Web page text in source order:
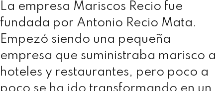
La empresa Mariscos Recio fue
fundada por Antonio Recio Mata.
Empezó siendo una pequeña
empresa que suministraba marisco a
hoteles y restaurantes, pero poco a